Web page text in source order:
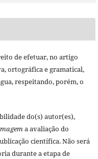
de efetuar, no artigo
ortográfica e gramatical,
respeitando, porém, o
do(s) autor(es),
a avaliação do
científica. Não será
durante a etapa de